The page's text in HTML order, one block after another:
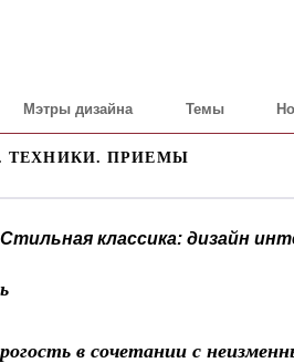
Мэтры дизайна Темы
ТЕХНИКИ. ПРИЕМЫ
Стильная классика: дизайн
в сочетании с